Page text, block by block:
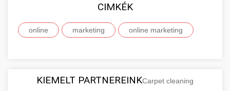
CIMKÉK
online marketing online marketing
KIEMELT PARTNEREINKCarpet cleaning